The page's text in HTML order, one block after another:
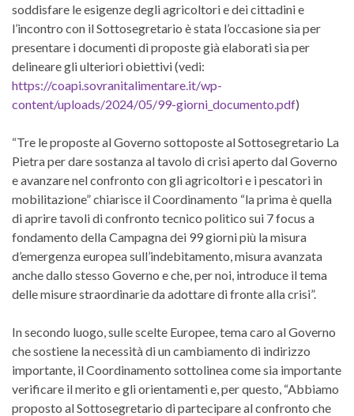
soddisfare le esigenze degli agricoltori e dei cittadini e
l’incontro con il Sottosegretario è stata l’occasione sia per
presentare i documenti di proposte già elaborati sia per
delineare gli ulteriori obiettivi (vedi:
https://coapi.sovranitalimentare.it/wp-
content/uploads/2024/05/99-giorni_documento.pdf)
“Tre le proposte al Governo sottoposte al Sottosegretario La
Pietra per dare sostanza al tavolo di crisi aperto dal Governo
e avanzare nel confronto con gli agricoltori e i pescatori in
mobilitazione” chiarisce il Coordinamento “la prima è quella
di aprire tavoli di confronto tecnico politico sui 7 focus a
fondamento della Campagna dei 99 giorni più la misura
d’emergenza europea sull’indebitamento, misura avanzata
anche dallo stesso Governo e che, per noi, introduce il tema
delle misure straordinarie da adottare di fronte alla crisi”.
In secondo luogo, sulle scelte Europee, tema caro al Governo
che sostiene la necessità di un cambiamento di indirizzo
importante, il Coordinamento sottolinea come sia importante
verificare il merito e gli orientamenti e, per questo, “Abbiamo
proposto al Sottosegretario di partecipare al confronto che